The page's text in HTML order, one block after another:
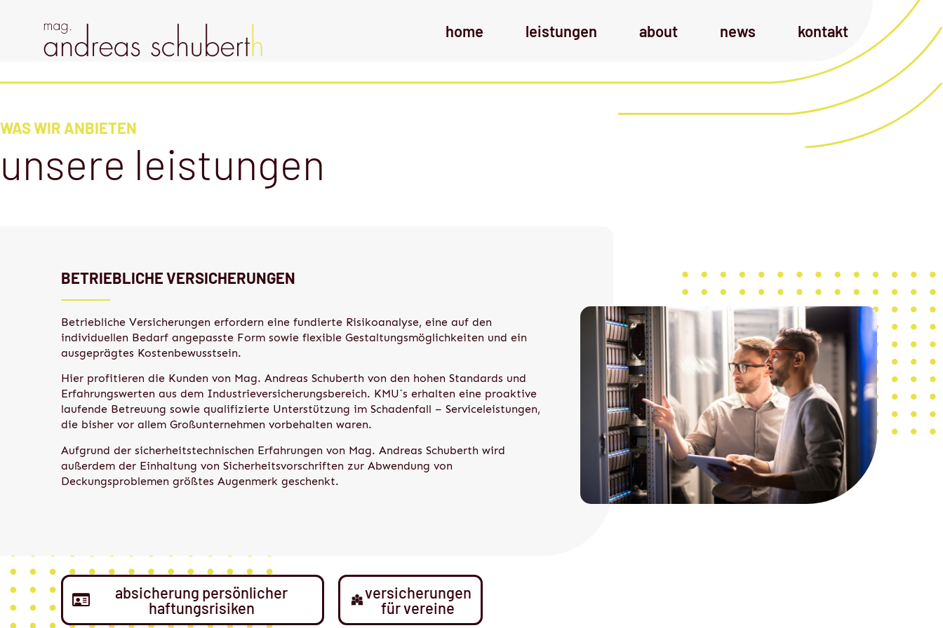
home leistungen about news kontakt
WAS WIR ANBIETEN
unsere leistungen
BETRIEBLICHE VERSICHERUNGEN
Betriebliche Versicherungen erfordern eine fundierte Risikoanalyse, eine auf den
individuellen Bedarf angepasste Form sowie flexible Gestaltungsmöglichkeiten und ein
ausgeprägtes Kostenbewusstsein.
Hier profitieren die Kunden von Mag. Andreas Schuberth von den hohen Standards und
Erfahrungswerten aus dem Industrieversicherungsbereich. KMU´s erhalten eine proaktive
laufende Betreuung sowie qualifizierte Unterstützung im Schadenfall – Serviceleistungen,
die bisher vor allem Großunternehmen vorbehalten waren.
Aufgrund der sicherheitstechnischen Erfahrungen von Mag. Andreas Schuberth wird
außerdem der Einhaltung von Sicherheitsvorschriften zur Abwendung von
Deckungsproblemen größtes Augenmerk geschenkt.
absicherung persönlicher
haftungsrisiken
versicherungen
für vereine